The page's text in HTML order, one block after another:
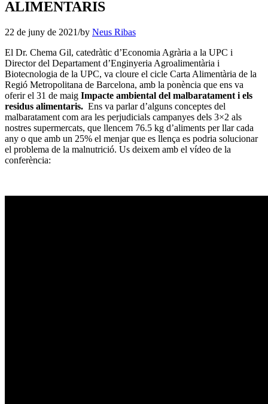
ALIMENTARIS
22 de juny de 2021/by Neus Ribas
El Dr. Chema Gil, catedràtic d’Economia Agrària a la UPC i
Director del Departament d’Enginyeria Agroalimentària i
Biotecnologia de la UPC, va cloure el cicle Carta Alimentària de la
Regió Metropolitana de Barcelona, amb la ponència que ens va
oferir el 31 de maig Impacte ambiental del malbaratament i els
residus alimentaris. Ens va parlar d’alguns conceptes del
malbaratament com ara les perjudicials campanyes dels 3×2 als
nostres supermercats, que llencem 76.5 kg d’aliments per llar cada
any o que amb un 25% el menjar que es llença es podria solucionar
el problema de la malnutrició. Us deixem amb el vídeo de la
conferència: